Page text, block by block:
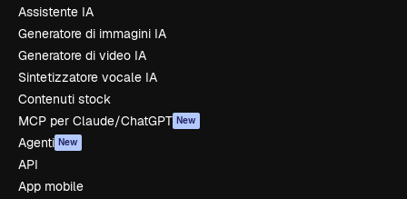
Assistente IA
Generatore di immagini IA
Generatore di video IA
Sintetizzatore vocale IA
Contenuti stock
MCP per Claude/ChatGPT New
Agenti New
API
App mobile